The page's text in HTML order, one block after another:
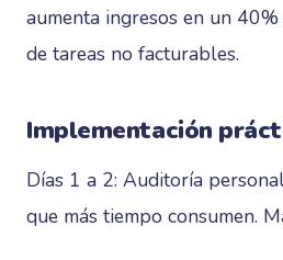
aumenta ingresos en un
de tareas no facturables.
Implementación
Días 1 a 2: Auditoría
que más tiempo consumen.